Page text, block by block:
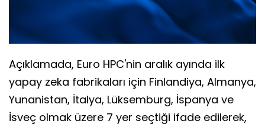
Açıklamada, Euro HPC'nin aralık ayında ilk
yapay zeka fabrikaları için Finlandiya, Almanya,
Yunanistan, İtalya, Lüksemburg, İspanya ve
İsveç olmak üzere 7 yer seçtiği ifade edilerek,